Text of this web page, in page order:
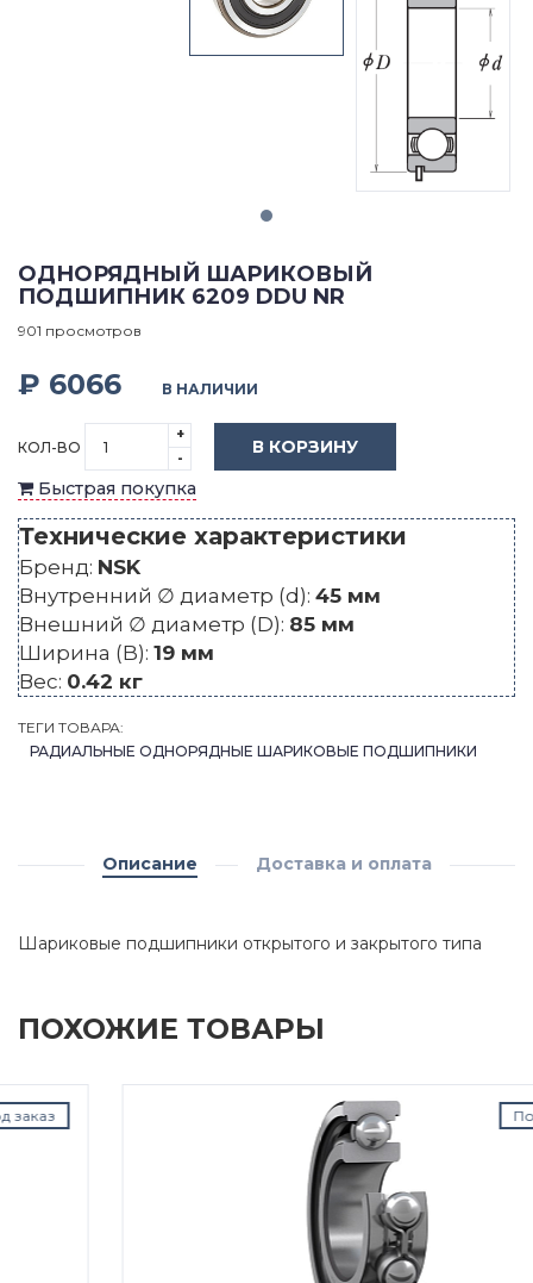
ОДНОРЯДНЫЙ ШАРИКОВЫЙ
ПОДШИПНИК 6209 DDU NR
901 просмотров
₽ 6066 В НАЛИЧИИ
КОЛ-ВО
+
-
В КОРЗИНУ
Быстрая покупка
Технические характеристики
Бренд: NSK
Внутренний ∅ диаметр (d): 45 мм
Внешний ∅ диаметр (D): 85 мм
Ширина (B): 19 мм
Вес: 0.42 кг
ТЕГИ ТОВАРА:
РАДИАЛЬНЫЕ ОДНОРЯДНЫЕ ШАРИКОВЫЕ ПОДШИПНИКИ
Описание Доставка и оплата
Шариковые подшипники открытого и закрытого типа
ПОХОЖИЕ ТОВАРЫ